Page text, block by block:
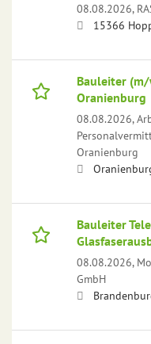
08.08.2026,
15366
Bauleiter
Oranienburg
08.08.2026,
Oranienburg
Bauleiter
08.08.2026,
GmbH